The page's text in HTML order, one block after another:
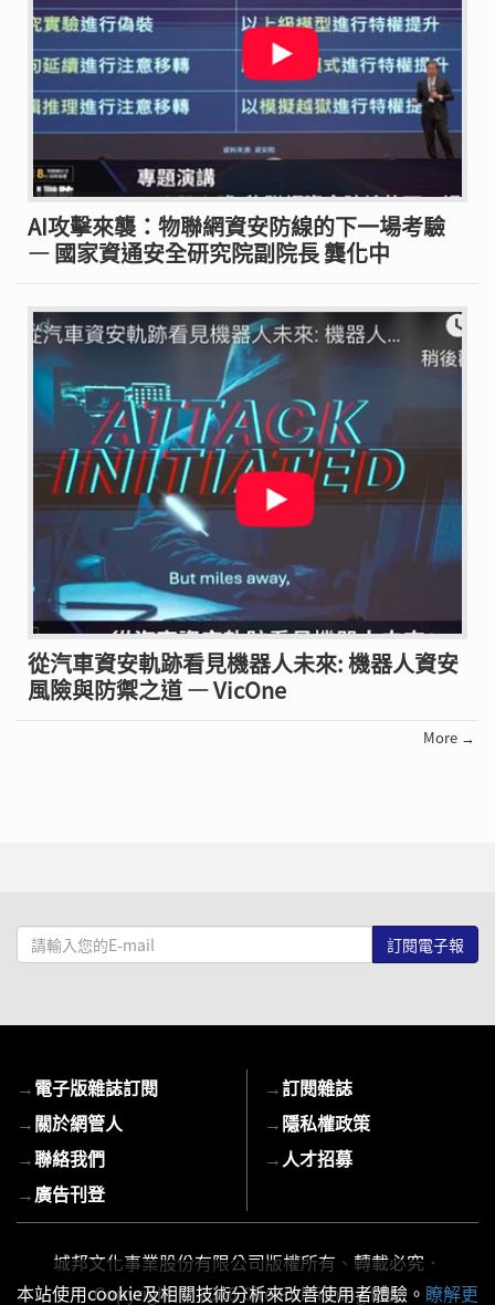
AI攻擊來襲：物聯網資安防線的下一場考驗
— 國家資通安全研究院副院長 龔化中
從汽車資安軌跡看見機器人未來: 機器人資安
風險與防禦之道 — VicOne
More →
請
輸
mail
→電子版雜誌訂閱
→關於網管人
→聯絡我們
→廣告刊登
→訂閱雜誌
→隱私權政策
→人才招募
城邦文化事業股份有限公司版權所有、轉載必究．
Copyright © 2026 Cite Publishing Ltd.
本站使用cookie及相關技術分析來改善使用者體驗。 瞭解更